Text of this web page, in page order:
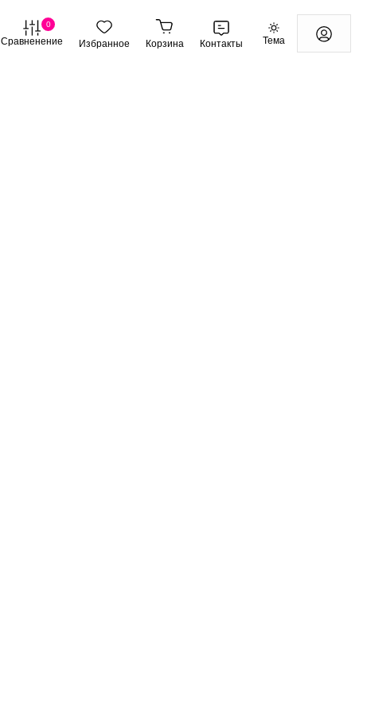
0
Сравненение Избранное Корзина Контакты Тема